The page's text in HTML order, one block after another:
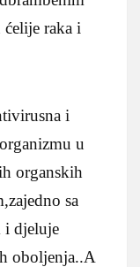
ćelije raka i
i
u
organskih
sa
i djeluje
oboljenja..A